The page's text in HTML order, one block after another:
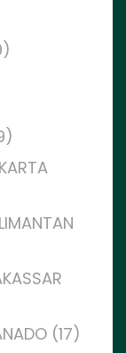
(17)